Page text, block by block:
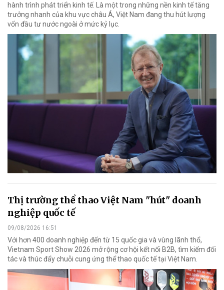
hành trình phát triển kinh tế. Là một trong những nền kinh tế tăng
trưởng nhanh của khu vực châu Á, Việt Nam đang thu hút lượng
vốn đầu tư nước ngoài ở mức kỷ lục.
Thị trường thể thao Việt Nam "hút" doanh
nghiệp quốc tế
09/08/2026 16:51
Với hơn 400 doanh nghiệp đến từ 15 quốc gia và vùng lãnh thổ,
Vietnam Sport Show 2026 mở rộng cơ hội kết nối B2B, tìm kiếm đối
tác và thúc đẩy chuỗi cung ứng thể thao quốc tế tại Việt Nam.